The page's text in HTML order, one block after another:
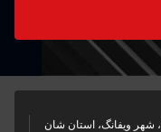
منطقه صنعتی شیبو، Changyi، شهر ویفانگ، استان شان